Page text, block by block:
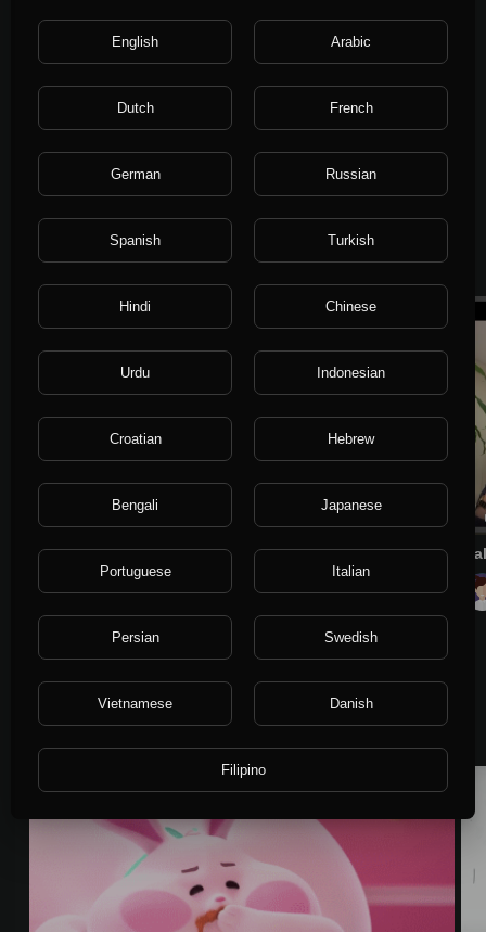
ФИТНЕС ГДЕ УГОДНО Аниканова Виктория
promo_ltd
মানুষ এবং ব্লগ
0:28
Транслировать онлайн легко !
promo_ltd
কমেডি আরো অন্বেষণ
English Arabic
Dutch French
German Russian
Spanish Turkish
Hindi Chinese
Urdu Indonesian
Croatian Hebrew
Bengali Japanese
Portuguese Italian
Persian Swedish
Vietnamese Danish
Filipino